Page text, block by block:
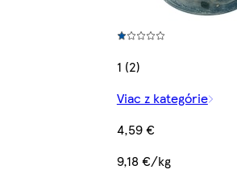
1 (2)
Viac z kategórie
4,59 €
9,18 €/kg